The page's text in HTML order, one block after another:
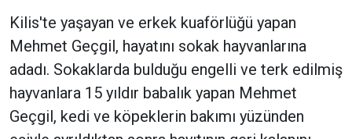
Kilis'te yaşayan ve erkek kuaförlüğü yapan
Mehmet Geçgil, hayatını sokak hayvanlarına
adadı. Sokaklarda bulduğu engelli ve terk edilmiş
hayvanlara 15 yıldır babalık yapan Mehmet
Geçgil, kedi ve köpeklerin bakımı yüzünden